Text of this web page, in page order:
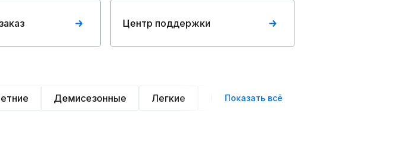
Центр поддержки
Демисезонные Легкие Нарядные
Показать всё